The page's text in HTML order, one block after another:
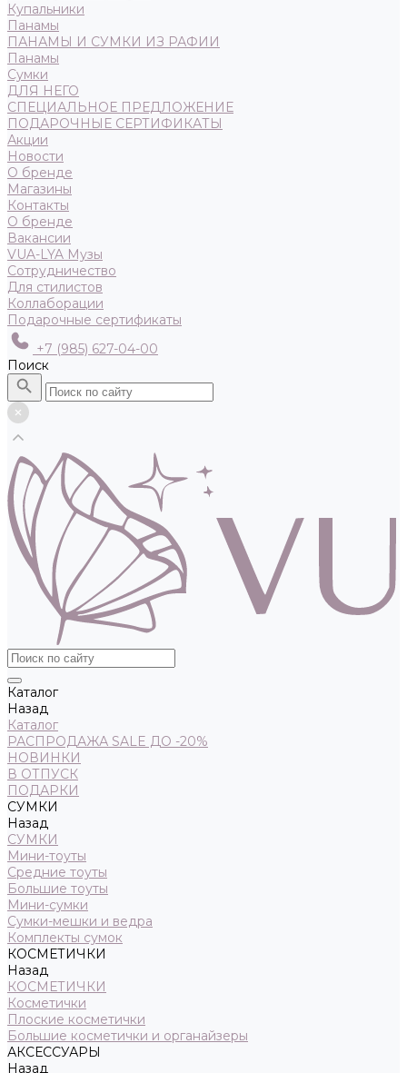
Купальники
Панамы
ПАНАМЫ И СУМКИ ИЗ РАФИИ
Панамы
Сумки
ДЛЯ НЕГО
СПЕЦИАЛЬНОЕ ПРЕДЛОЖЕНИЕ
ПОДАРОЧНЫЕ СЕРТИФИКАТЫ
Акции
Новости
О бренде
Магазины
Контакты
О бренде
Вакансии
VUA-LYA Музы
Сотрудничество
Для стилистов
Коллаборации
Подарочные сертификаты
+7 (985) 627-04-00
Поиск
Каталог
Назад
Каталог
РАСПРОДАЖА SALE ДО -20%
НОВИНКИ
В ОТПУСК
ПОДАРКИ
СУМКИ
Назад
СУМКИ
Мини-тоуты
Средние тоуты
Большие тоуты
Мини-сумки
Сумки-мешки и ведра
Комплекты сумок
КОСМЕТИЧКИ
Назад
КОСМЕТИЧКИ
Косметички
Плоские косметички
Большие косметички и органайзеры
АКСЕССУАРЫ
Назад